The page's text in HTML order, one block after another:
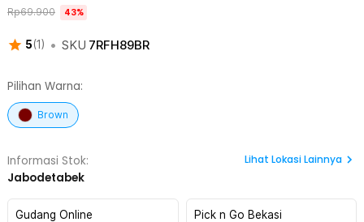
5(1 ) • SKU 7RFH89BR
Rp69.900 43%
Pilihan Warna:
Brown
Informasi Stok:
Jabodetabek
Lihat Lokasi Lainnya
Gudang Online Pick n Go Bekasi